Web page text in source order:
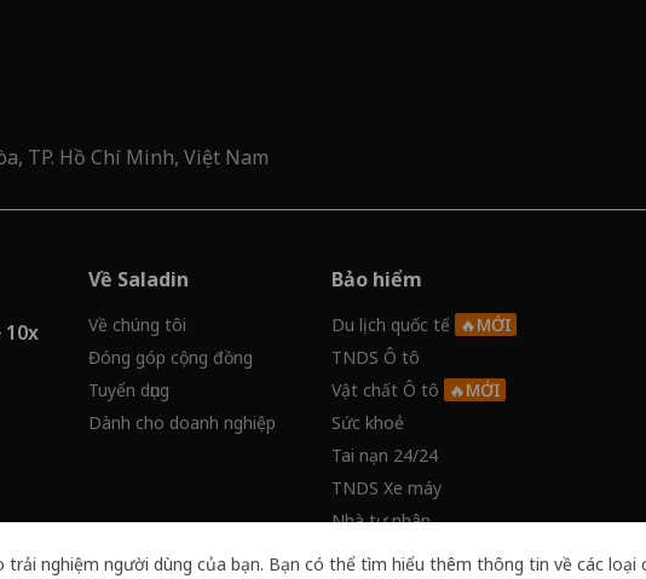
TP. Hồ Chí Minh, Việt Nam
10x
Về Saladin
Về chúng tôi
Đóng góp cộng đồng
Tuyển dụng
Dành cho doanh nghiệp
Bảo hiểm
Du lịch quốc tế
TNDS Ô tô
Vật chất Ô tô
Sức khoẻ
Tai nạn 24/24
TNDS Xe máy
Nhà tư nhân
Ung thư và bệnh hiểm nghèo
trải nghiệm người dùng của bạn. Bạn có thể tìm hiểu thêm thông tin về các loại